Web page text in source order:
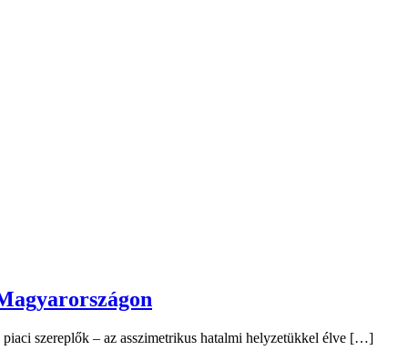
szereplők – az asszimetrikus hatalmi helyzetükkel élve […]